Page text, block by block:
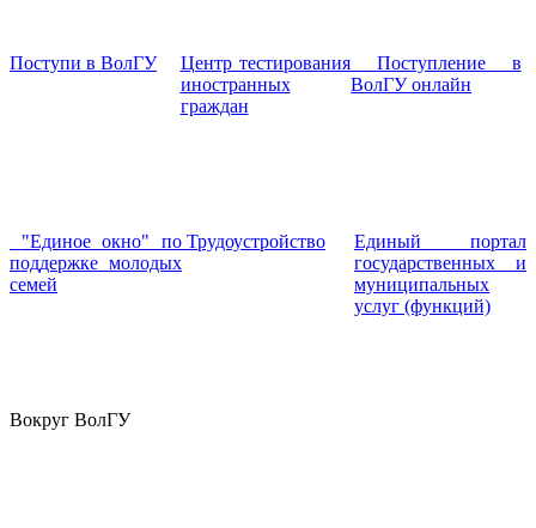
Поступи в ВолГУ
Центр тестирования
иностранных
граждан
Поступление в
ВолГУ онлайн
"Единое окно" по
поддержке молодых
семей
Трудоустройство
Единый портал
государственных и
муниципальных
услуг (функций)
Вокруг ВолГУ